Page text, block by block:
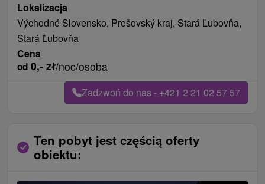
Lokalizacja
Východné Slovensko, Prešovský kraj, Stará Ľubovňa,
Stará Ľubovňa
Cena
od 0,- zł/noc/osoba
Zadzwoń do nas - +421 2 21 02 57 57
Ten pobyt jest częścią oferty
obiektu: